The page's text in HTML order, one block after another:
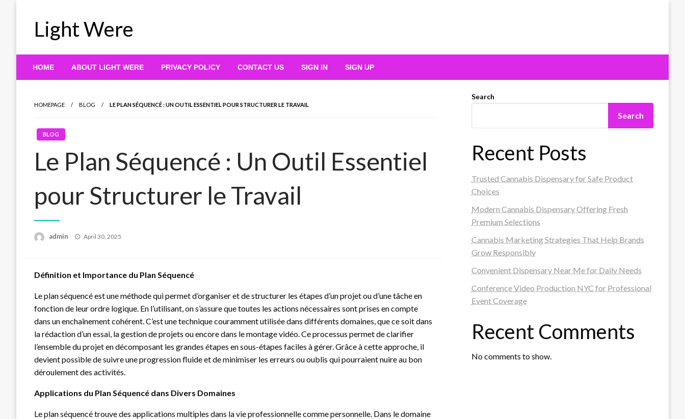
Light Were
HOME ABOUT LIGHT WERE PRIVACY POLICY CONTACT US SIGN IN SIGN UP
HOMEPAGE BLOG LE PLAN SÉQUENCÉ : UN OUTIL ESSENTIEL POUR STRUCTURER LE TRAVAIL
BLOG
Le Plan Séquencé : Un Outil Essentiel
pour Structurer le Travail
admin
Posted
April 30, 2025
Définition et Importance du Plan Séquencé
Le plan séquencé est une méthode qui permet d’organiser et de structurer les étapes d’un projet ou d’une tâche en
fonction de leur ordre logique. En l’utilisant, on s’assure que toutes les actions nécessaires sont prises en compte
dans un enchaînement cohérent. C’est une technique couramment utilisée dans différents domaines, que ce soit dans
la rédaction d’un essai, la gestion de projets ou encore dans le montage vidéo. Ce processus permet de clarifier
l’ensemble du projet en décomposant les grandes étapes en sous-étapes faciles à gérer. Grâce à cette approche, il
devient possible de suivre une progression fluide et de minimiser les erreurs ou oublis qui pourraient nuire au bon
déroulement des activités.
Applications du Plan Séquencé dans Divers Domaines
Le plan séquencé trouve des applications multiples dans la vie professionnelle comme personnelle. Dans le domaine
Search
Search
Recent Posts
Trusted Cannabis Dispensary for Safe Product
Choices
Modern Cannabis Dispensary Offering Fresh
Premium Selections
Cannabis Marketing Strategies That Help Brands
Grow Responsibly
Convenient Dispensary Near Me for Daily Needs
Conference Video Production NYC for Professional
Event Coverage
Recent Comments
No comments to show.